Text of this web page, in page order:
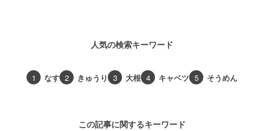
人気の検索キーワード
1 なす 2 きゅうり 3 大根 4 キャベツ 5 そうめん
この記事に関するキーワード